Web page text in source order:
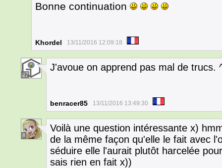
Bonne continuation
Khordel 13/11/2016 12:09:18
27
J'avoue on apprend pas mal de trucs.
benracer85 13/11/2016 13:49:30
8
Voilà une question intéressante x)
de la même façon qu'elle le fait avec
séduire elle l'aurait plutôt harcelée
sais rien en fait x))